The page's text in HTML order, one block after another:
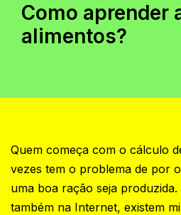
Como aprender
alimentos?
Quem começa com o cálculo
vezes tem o problema de por
uma boa ração seja
também na Internet, existem